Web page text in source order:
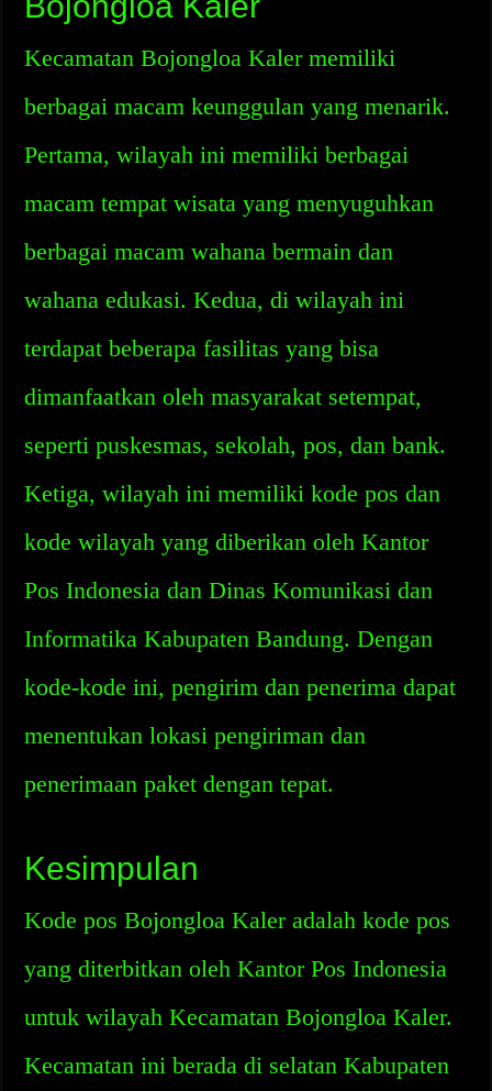
Kecamatan Bojongloa Kaler memiliki
berbagai macam keunggulan yang menarik.
Pertama, wilayah ini memiliki berbagai
macam tempat wisata yang menyuguhkan
berbagai macam wahana bermain dan
wahana edukasi. Kedua, di wilayah ini
terdapat beberapa fasilitas yang bisa
dimanfaatkan oleh masyarakat setempat,
seperti puskesmas, sekolah, pos, dan bank.
Ketiga, wilayah ini memiliki kode pos dan
kode wilayah yang diberikan oleh Kantor
Pos Indonesia dan Dinas Komunikasi dan
Informatika Kabupaten Bandung. Dengan
kode-kode ini, pengirim dan penerima dapat
menentukan lokasi pengiriman dan
penerimaan paket dengan tepat.
Kesimpulan
Kode pos Bojongloa Kaler adalah kode pos
yang diterbitkan oleh Kantor Pos Indonesia
untuk wilayah Kecamatan Bojongloa Kaler.
Kecamatan ini berada di selatan Kabupaten